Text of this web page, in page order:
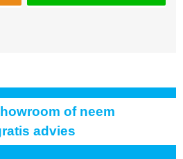
of neem
advies